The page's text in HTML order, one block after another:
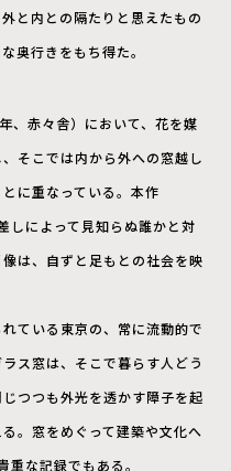
と内との隔たりと思えたもの
奥行きをもち得た。
赤々舎）において、花を媒
そこでは内から外への窓越し
に重なっている。本作
しによって見知らぬ誰かと対
は、自ずと足もとの社会を映
ている東京の、常に流動的で
ス窓は、そこで暮らす人どう
つつも外光を透かす障子を起
。窓をめぐって建築や文化へ
な記録でもある。